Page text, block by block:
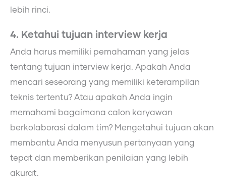
lebih rinci.
4. Ketahui tujuan interview kerja
Anda harus memiliki pemahaman yang jelas
tentang tujuan interview kerja. Apakah Anda
mencari seseorang yang memiliki keterampilan
teknis tertentu? Atau apakah Anda ingin
memahami bagaimana calon karyawan
berkolaborasi dalam tim? Mengetahui tujuan akan
membantu Anda menyusun pertanyaan yang
tepat dan memberikan penilaian yang lebih
akurat.